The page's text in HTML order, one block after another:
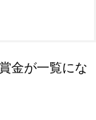
金が一覧にな